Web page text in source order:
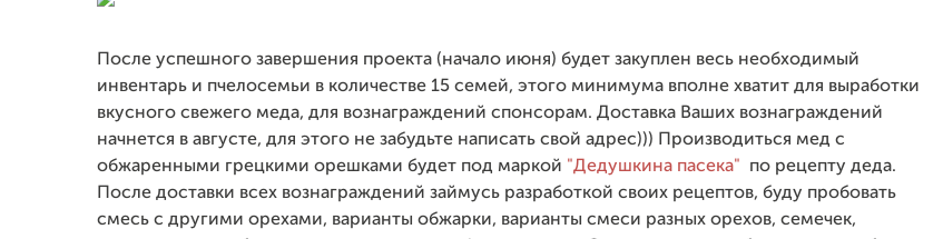
После успешного завершения проекта (начало июня) будет закуплен весь необходимый
инвентарь и пчелосемьи в количестве 15 семей, этого минимума вполне хватит для выработки
вкусного свежего меда, для вознаграждений спонсорам. Доставка Ваших вознаграждений
начнется в августе, для этого не забудьте написать свой адрес))) Производиться мед с
обжаренными грецкими орешками будет под маркой "Дедушкина пасека" по рецепту деда.
После доставки всех вознаграждений займусь разработкой своих рецептов, буду пробовать
смесь с другими орехами, варианты обжарки, варианты смеси разных орехов, семечек,